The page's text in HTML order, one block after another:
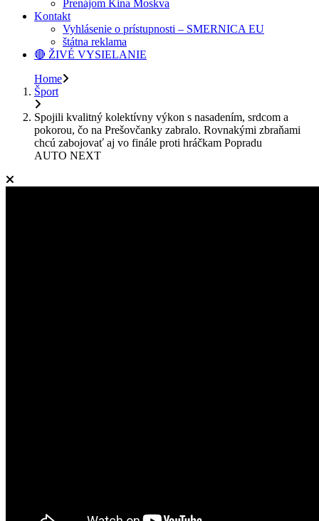
Prenájom Kina Moskva
Kontakt
Vyhlásenie o prístupnosti – SMERNICA EU
štátna reklama
🔴 ŽIVÉ VYSIELANIE
Home
Šport
Spojili kvalitný kolektívny výkon s nasadením, srdcom a
pokorou, čo na Prešovčanky zabralo. Rovnakými zbraňami
chcú zabojovať aj vo finále proti hráčkam Popradu
AUTO NEXT